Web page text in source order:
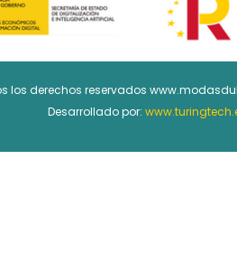
los derechos reservados
Desarrollado por: